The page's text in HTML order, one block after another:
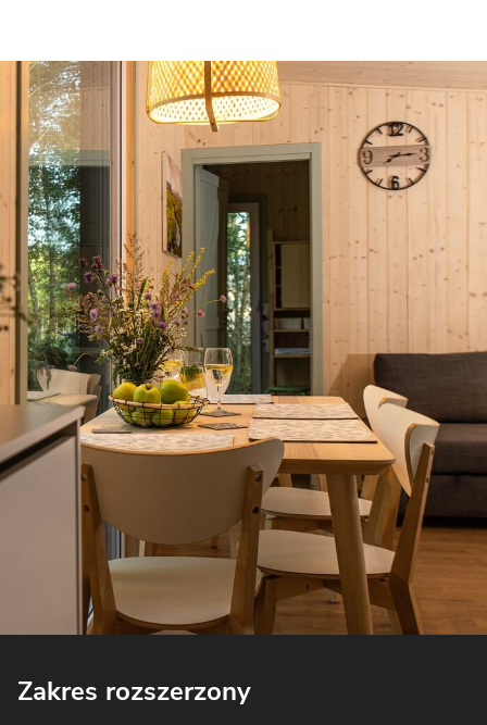
Zakres rozszerzony